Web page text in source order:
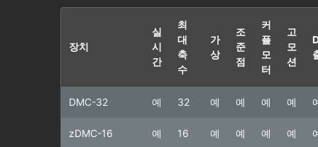
장치
실
시
간
최
대
축
수
가
상
조
준
점
커
플
모
터
고
모
션
DMC-32 예 32 예 예 예 예
zDMC-16 예 16 예 예 예 예